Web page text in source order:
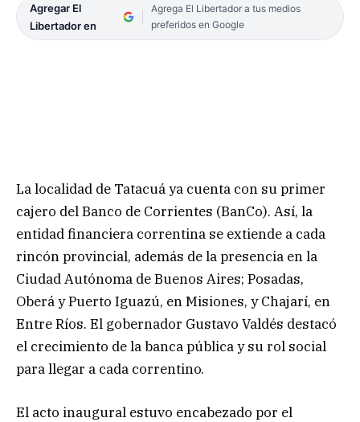
Agregar El
Libertador en
Agrega El Libertador a tus medios
preferidos en Google
La localidad de Tatacuá ya cuenta con su primer
cajero del Banco de Corrientes (BanCo). Así, la
entidad financiera correntina se extiende a cada
rincón provincial, además de la presencia en la
Ciudad Autónoma de Buenos Aires; Posadas,
Oberá y Puerto Iguazú, en Misiones, y Chajarí, en
Entre Ríos. El gobernador Gustavo Valdés destacó
el crecimiento de la banca pública y su rol social
para llegar a cada correntino.
El acto inaugural estuvo encabezado por el